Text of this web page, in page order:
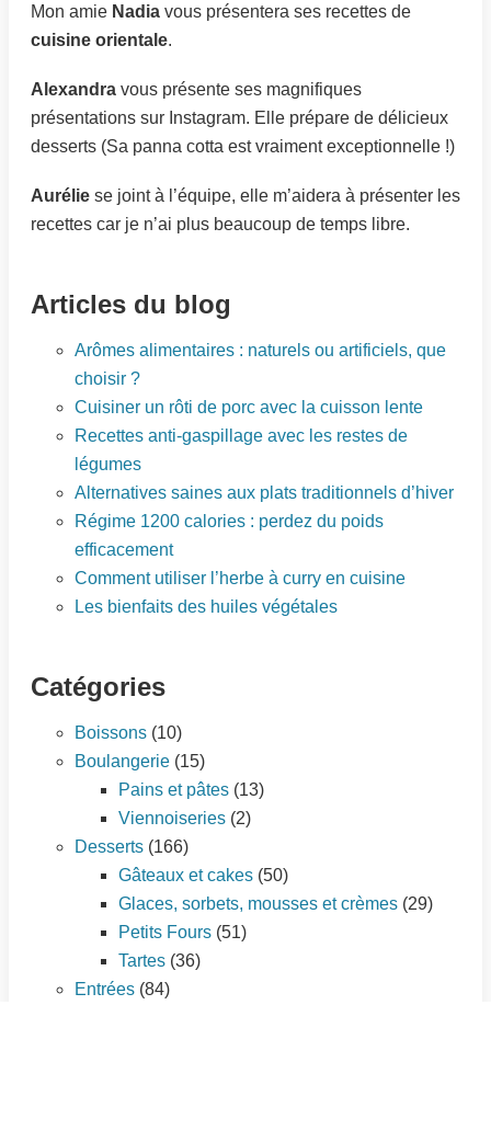
Mon amie Nadia vous présentera ses recettes de
cuisine orientale.
Alexandra vous présente ses magnifiques
présentations sur Instagram. Elle prépare de délicieux
desserts (Sa panna cotta est vraiment exceptionnelle !)
Aurélie se joint à l’équipe, elle m’aidera à présenter les
recettes car je n’ai plus beaucoup de temps libre.
Articles du blog
Arômes alimentaires : naturels ou artificiels, que
choisir ?
Cuisiner un rôti de porc avec la cuisson lente
Recettes anti-gaspillage avec les restes de
légumes
Alternatives saines aux plats traditionnels d’hiver
Régime 1200 calories : perdez du poids
efficacement
Comment utiliser l’herbe à curry en cuisine
Les bienfaits des huiles végétales
Catégories
Boissons (10)
Boulangerie (15)
Pains et pâtes (13)
Viennoiseries (2)
Desserts (166)
Gâteaux et cakes (50)
Glaces, sorbets, mousses et crèmes (29)
Petits Fours (51)
Tartes (36)
Entrées (84)